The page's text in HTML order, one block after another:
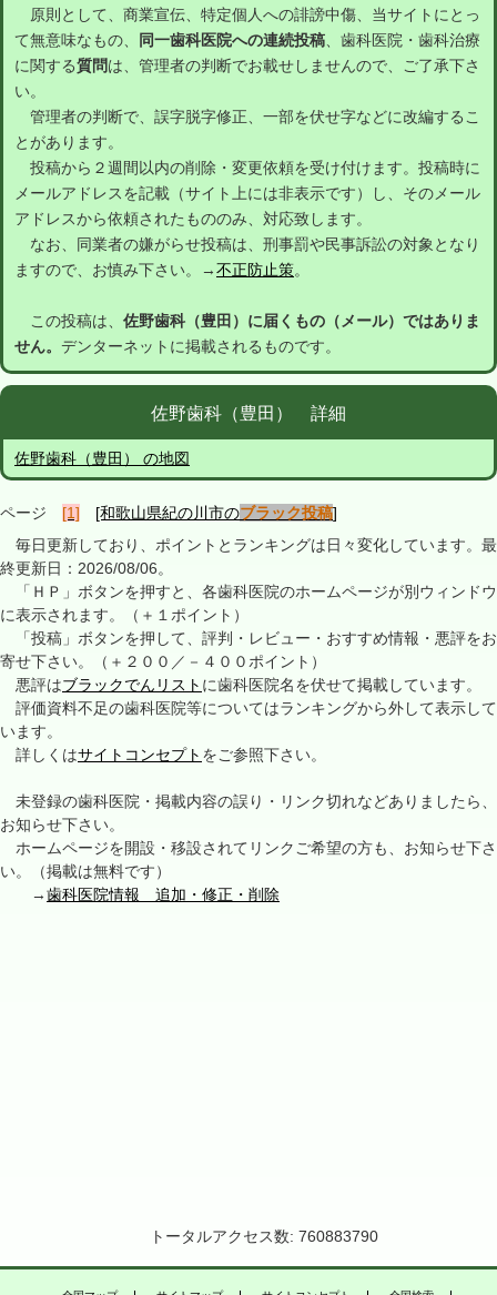
原則として、商業宣伝、特定個人への誹謗中傷、当サイトにとっ
て無意味なもの、
同一歯科医院への連続投稿、歯科医院・歯科治療
に関する質問は、管理者の判断でお載せしませんので、ご了承下さ
い。
管理者の判断で、誤字脱字修正、一部を伏せ字などに改編するこ
とがあります。
投稿から２週間以内の削除・変更依頼を受け付けます。投稿時に
メールアドレスを記載（サイト上には非表示です）し、そのメール
アドレスから依頼されたもののみ、対応致します。
なお、同業者の嫌がらせ投稿は、刑事罰や民事訴訟の対象となり
ますので、お慎み下さい。→不正防止策。
この投稿は、 佐野歯科（豊田）に届くもの（メール）ではありま
せん。 デンターネットに掲載されるものです。
佐野歯科（豊田） 詳細
佐野歯科（豊田） の地図
ページ [1] [和歌山県紀の川市のブラック投稿]
毎日更新しており、ポイントとランキングは日々変化しています。最
終更新日：2026/08/06。
「ＨＰ」ボタンを押すと、各歯科医院のホームページが別ウィンドウ
に表示されます。（＋１ポイント）
「投稿」ボタンを押して、評判・レビュー・おすすめ情報・悪評をお
寄せ下さい。（＋２００／－４００ポイント）
悪評はブラックでんリスト に歯科医院名を伏せて掲載しています。
評価資料不足の歯科医院等についてはランキングから外して表示して
います。
詳しくはサイトコンセプト をご参照下さい。
未登録の歯科医院・掲載内容の誤り・リンク切れなどありましたら、
お知らせ下さい。
ホームページを開設・移設されてリンクご希望の方も、お知らせ下さ
い。（掲載は無料です）
→歯科医院情報 追加・修正・削除
トータルアクセス数: 760883790